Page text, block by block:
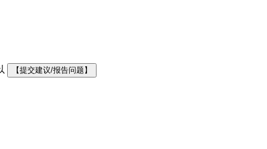
【提交建议/报告问题】